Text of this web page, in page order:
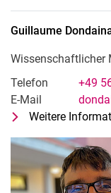
Guillaume
Wissenschaftlicher
Telefon
+49
E-Mail
Weitere